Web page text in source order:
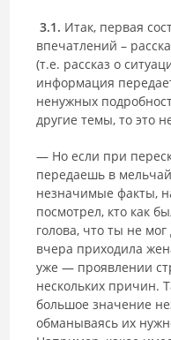
3.1. Итак, первая
впечатлений –
(т.е. рассказ о
информация
ненужных
другие темы, то это
― Но если при
передаешь в
незначимые факты,
посмотрел, кто как
голова, что ты не
вчера приходила
уже — проявлении
нескольких причин.
большое значение
обманываясь их